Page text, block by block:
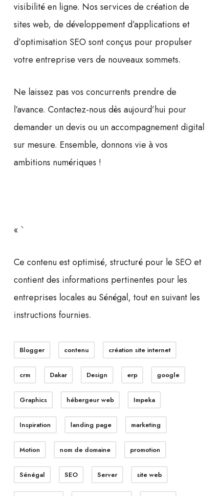
visibilité en ligne. Nos services de création de
sites web, de développement d’applications et
d’optimisation SEO sont conçus pour propulser
votre entreprise vers de nouveaux sommets.
Ne laissez pas vos concurrents prendre de
l’avance. Contactez-nous dès aujourd’hui pour
demander un devis ou un accompagnement digital
sur mesure. Ensemble, donnons vie à vos
ambitions numériques !
« `
Ce contenu est optimisé, structuré pour le SEO et
contient des informations pertinentes pour les
entreprises locales au Sénégal, tout en suivant les
instructions fournies.
Blogger contenu création site internet
crm Dakar Design erp google
Graphics hébergeur web Impeka
Inspiration landing page marketing
Motion nom de domaine promotion
Sénégal SEO Server site web